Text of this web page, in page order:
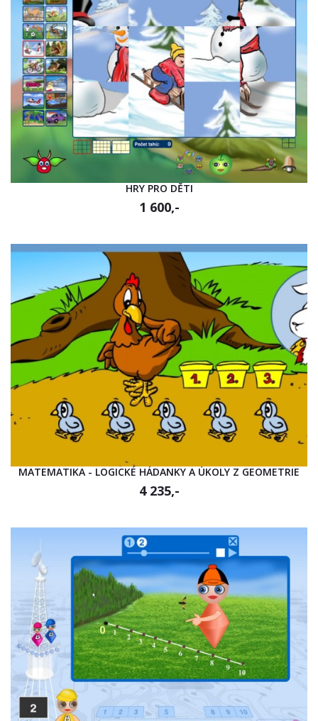
HRY PRO DĚTI
1 600,-
MATEMATIKA - LOGICKÉ HÁDANKY A ÚKOLY Z GEOMETRIE
4 235,-